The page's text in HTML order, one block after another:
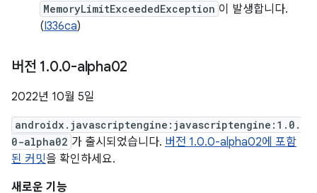
MemoryLimitExceededException 이 발생합니다.
(I336ca)
버전 1.0.0-alpha02
2022년 10월 5일
androidx.javascriptengine:javascriptengine:1.0.
0-alpha02 가 출시되었습니다. 버전 1.0.0-alpha02에 포함
된 커밋을 확인하세요.
새로운 기능